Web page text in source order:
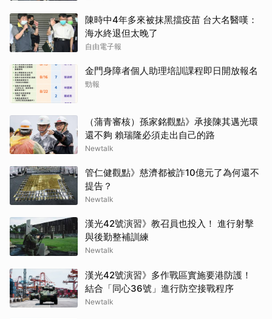
陳時中4年多來被抹黑擋疫苗 台大名醫嘆：
海水終退但太晚了
自由電子報
金門身障者個人助理培訓課程即日開放報名
勁報
（蒲青審核）孫家銘觀點》承接陳其邁光環
還不夠 賴瑞隆必須走出自己的路
Newtalk
管仁健觀點》慈濟都被詐10億元了為何還不
提告？
Newtalk
漢光42號演習》教召員也投入！ 進行射擊
與後勤整補訓練
Newtalk
漢光42號演習》多作戰區實施要港防護！
結合「同心36號」進行防空接戰程序
Newtalk